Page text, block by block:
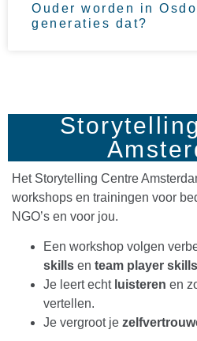
Ouder worden in
generaties dat?
Het Storytelling Centre
workshops en trainingen voor
NGO’s en voor jou.
Een workshop volgen
skills en team player skills
Je leert echt luisteren en
vertellen.
Je vergroot je